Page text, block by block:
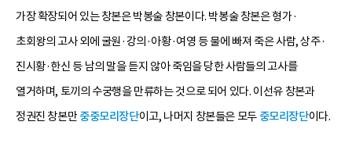
가장 확장되어 있는 창본은 박봉술 창본이다. 박봉술 창본은 형가·
초회왕의 고사 외에 굴원·강의·아황·여영 등 물에 빠져 죽은 사람, 상주·
진시황·한신 등 남의 말을 듣지 않아 죽임을 당한 사람들의 고사를
열거하며, 토끼의 수궁행을 만류하는 것으로 되어 있다. 이선유 창본과
정권진 창본만 중중모리장단이고, 나머지 창본들은 모두 중모리장단이다.